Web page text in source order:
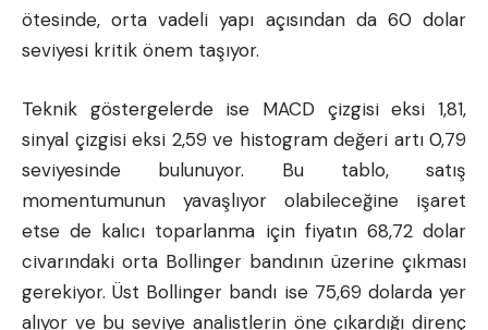
ötesinde, orta vadeli yapı açısından da 60 dolar
seviyesi kritik önem taşıyor.
Teknik göstergelerde ise MACD çizgisi eksi 1,81,
sinyal çizgisi eksi 2,59 ve histogram değeri artı 0,79
seviyesinde bulunuyor. Bu tablo, satış
momentumunun yavaşlıyor olabileceğine işaret
etse de kalıcı toparlanma için fiyatın 68,72 dolar
civarındaki orta Bollinger bandının üzerine çıkması
gerekiyor. Üst Bollinger bandı ise 75,69 dolarda yer
alıyor ve bu seviye analistlerin öne çıkardığı direnç